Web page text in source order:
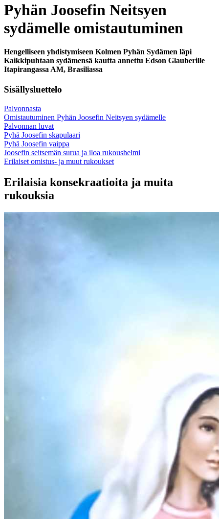
Pyhän Joosefin Neitsyen
sydämelle omistautuminen
Hengelliseen yhdistymiseen Kolmen Pyhän Sydämen läpi
Kaikkipuhtaan sydämensä kautta annettu Edson Glauberille
Itapirangassa AM, Brasiliassa
Sisällysluettelo
Palvonnasta
Omistautuminen Pyhän Joosefin Neitsyen sydämelle
Palvonnan luvat
Pyhä Joosefin skapulaari
Pyhä Joosefin vaippa
Joosefin seitsemän surua ja iloa rukoushelmi
Erilaiset omistus- ja muut rukoukset
Erilaisia konsekraatioita ja muita
rukouksia